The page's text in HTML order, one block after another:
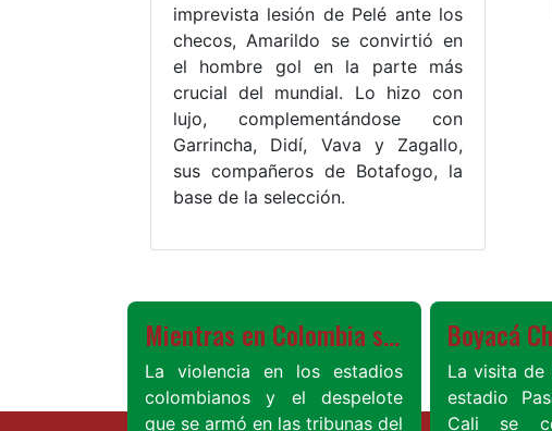
imprevista lesión de Pelé ante los
checos, Amarildo se convirtió en
el hombre gol en la parte más
crucial del mundial. Lo hizo con
lujo, complementándose con
Garrincha, Didí, Vava y Zagallo,
sus compañeros de Botafogo, la
base de la selección.
Mientras en Colombia sigue la violencia en los estadios, en Inglaterra acabaron con los "hooligans"
La violencia en los estadios
colombianos y el despelote
que se armó en las tribunas del
La visita de
estadio
Cali se